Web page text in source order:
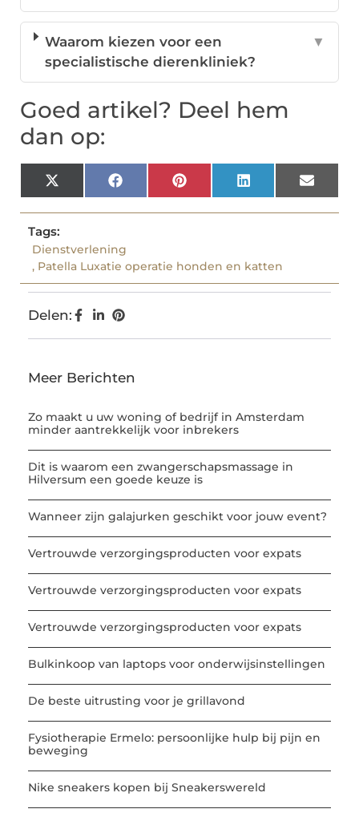
Waarom kiezen voor een
specialistische dierenkliniek?
▼
Goed artikel? Deel hem
dan op:
X
(Twitter)
FacebookPinterestLinkedInEmail
Tags:
Dienstverlening
, Patella Luxatie operatie honden en katten
Delen:
Meer Berichten
Zo maakt u uw woning of bedrijf in Amsterdam
minder aantrekkelijk voor inbrekers
Dit is waarom een zwangerschapsmassage in
Hilversum een goede keuze is
Wanneer zijn galajurken geschikt voor jouw event?
Vertrouwde verzorgingsproducten voor expats
Vertrouwde verzorgingsproducten voor expats
Vertrouwde verzorgingsproducten voor expats
Bulkinkoop van laptops voor onderwijsinstellingen
De beste uitrusting voor je grillavond
Fysiotherapie Ermelo: persoonlijke hulp bij pijn en
beweging
Nike sneakers kopen bij Sneakerswereld